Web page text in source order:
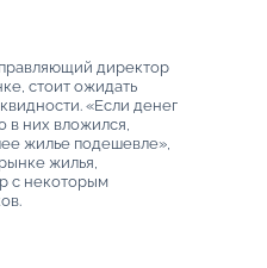
директор
стоит ожидать
«Если денег
в них вложился,
жилье подешевле»,
жилья,
с некоторым